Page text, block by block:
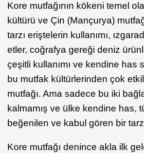
Kore mutfağının kökeni temel
kültürü ve Çin (Mançurya)
tarzı eriştelerin kullanımı,
etler, coğrafya gereği deniz
çeşitli kullanımı ve kendine has
bu mutfak kültürlerinden çok
mutfağı. Ama sadece bu iki
kalmamış ve ülke kendine has,
beğenilen ve kabul gören bir
Kore mutfağı denince akla ilk